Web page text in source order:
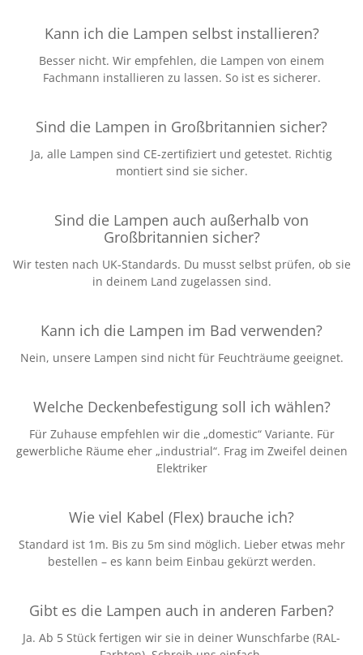
Kann ich die Lampen selbst installieren?
Besser nicht. Wir empfehlen, die Lampen von einem
Fachmann installieren zu lassen. So ist es sicherer.
Sind die Lampen in Großbritannien sicher?
Ja, alle Lampen sind CE-zertifiziert und getestet. Richtig
montiert sind sie sicher.
Sind die Lampen auch außerhalb von
Großbritannien sicher?
Wir testen nach UK-Standards. Du musst selbst prüfen, ob sie
in deinem Land zugelassen sind.
Kann ich die Lampen im Bad verwenden?
Nein, unsere Lampen sind nicht für Feuchträume geeignet.
Welche Deckenbefestigung soll ich wählen?
Für Zuhause empfehlen wir die „domestic“ Variante. Für
gewerbliche Räume eher „industrial“. Frag im Zweifel deinen
Elektriker
Wie viel Kabel (Flex) brauche ich?
Standard ist 1m. Bis zu 5m sind möglich. Lieber etwas mehr
bestellen – es kann beim Einbau gekürzt werden.
Gibt es die Lampen auch in anderen Farben?
Ja. Ab 5 Stück fertigen wir sie in deiner Wunschfarbe (RAL-